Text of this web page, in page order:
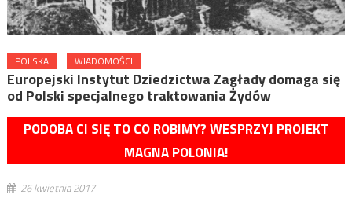
POLSKA WIADOMOŚCI
Europejski Instytut Dziedzictwa Zagłady domaga się
od Polski specjalnego traktowania Żydów
PODOBA CI SIĘ TO CO ROBIMY? WESPRZYJ PROJEKT
MAGNA POLONIA!
26 kwietnia 2017